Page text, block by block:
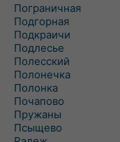
Пограничная
Подгорная
Подкраичи
Подлесье
Полесский
Полонечка
Полонка
Почапово
Пружаны
Псыщево